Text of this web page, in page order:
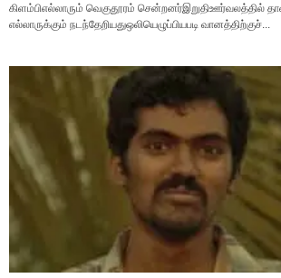
கிளம்பிஎல்லாரும் வெகுதூரம் சென்றனர்இறுதிஊர்வலத்தில்
எல்லாருக்கும் நடந்தேறியதுஒலியெழுப்பியபடி வானத்திற்குச்...